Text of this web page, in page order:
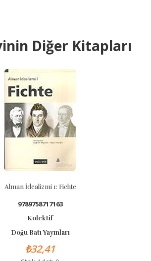
Diğer Kitapları
Fichte